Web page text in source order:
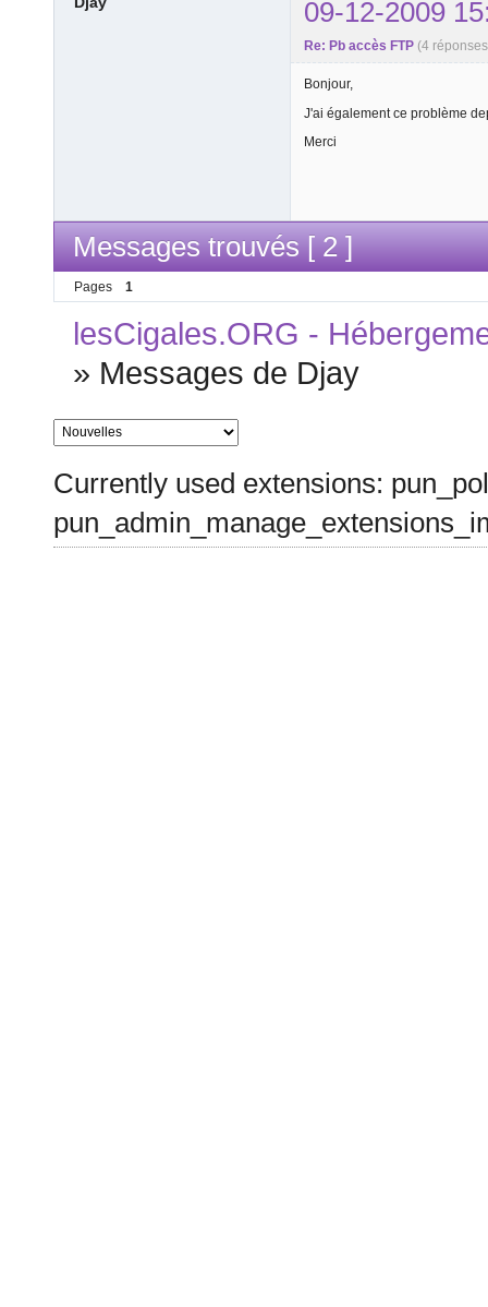
09-12-2009
Re: Pb accès FTP (4
Bonjour,
J'ai également ce problème
Merci
Messages trouvés [ 2 ]
Pages 1
lesCigales.ORG -
» Messages de Djay
Currently used extensions: